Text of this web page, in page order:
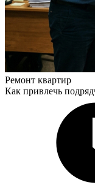
Ремонт квартир
Как привлечь